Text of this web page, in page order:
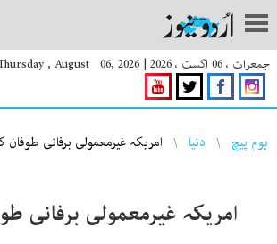
جمعرات ، 06 اگست ، 2026 |
, August 06, 2026
You are here
ہوم پیچ دنیا امریکہ غیرمعمولی برفانی طوفان
امریکہ غیرمعمولی برفانی